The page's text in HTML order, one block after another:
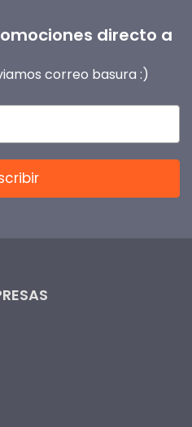
directo a
correo basura :)